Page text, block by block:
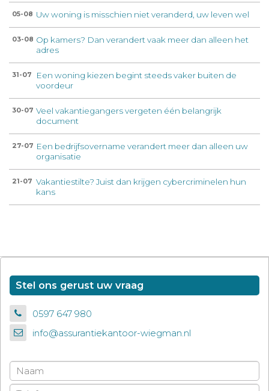
05-08 Uw woning is misschien niet veranderd, uw leven wel
03-08 Op kamers? Dan verandert vaak meer dan alleen het
adres
31-07
Een woning kiezen begint steeds vaker buiten de
voordeur
30-07 Veel vakantiegangers vergeten één belangrijk
document
27-07 Een bedrijfsovername verandert meer dan alleen uw
organisatie
21-07 Vakantiestilte? Juist dan krijgen cybercriminelen hun
kans
Stel ons gerust uw vraag
0597 647 980
info@assurantiekantoor-wiegman.nl